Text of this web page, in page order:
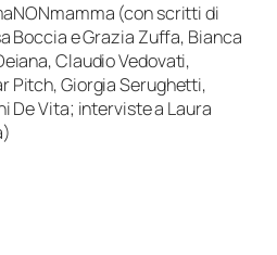
(con scritti di
Boccia e Grazia Zuffa, Bianca
Claudio Vedovati,
Pitch, Giorgia Serughetti,
De Vita; interviste a Laura